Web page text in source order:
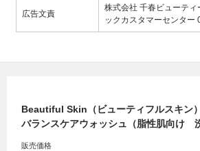
広告文責
株式会社 千春ビューティ
ックカスタマーセンター
Beautiful Skin（ビューティフルスキン）
バランスケアウォッシュ（脂性肌向け
販売価格